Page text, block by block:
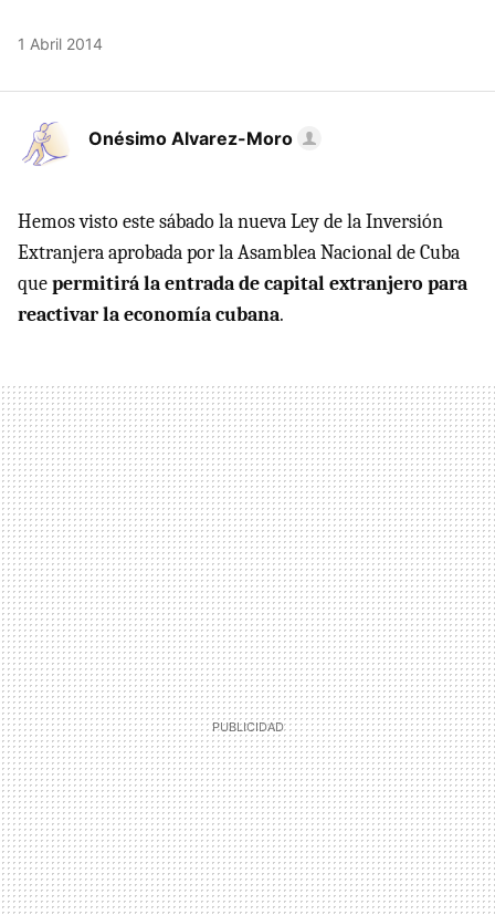
1 Abril 2014
Onésimo Alvarez-Moro
Hemos visto este sábado la nueva Ley de la Inversión
Extranjera aprobada por la Asamblea Nacional de Cuba
quepermitirá la entrada de capital extranjero para
reactivar la economía cubana.